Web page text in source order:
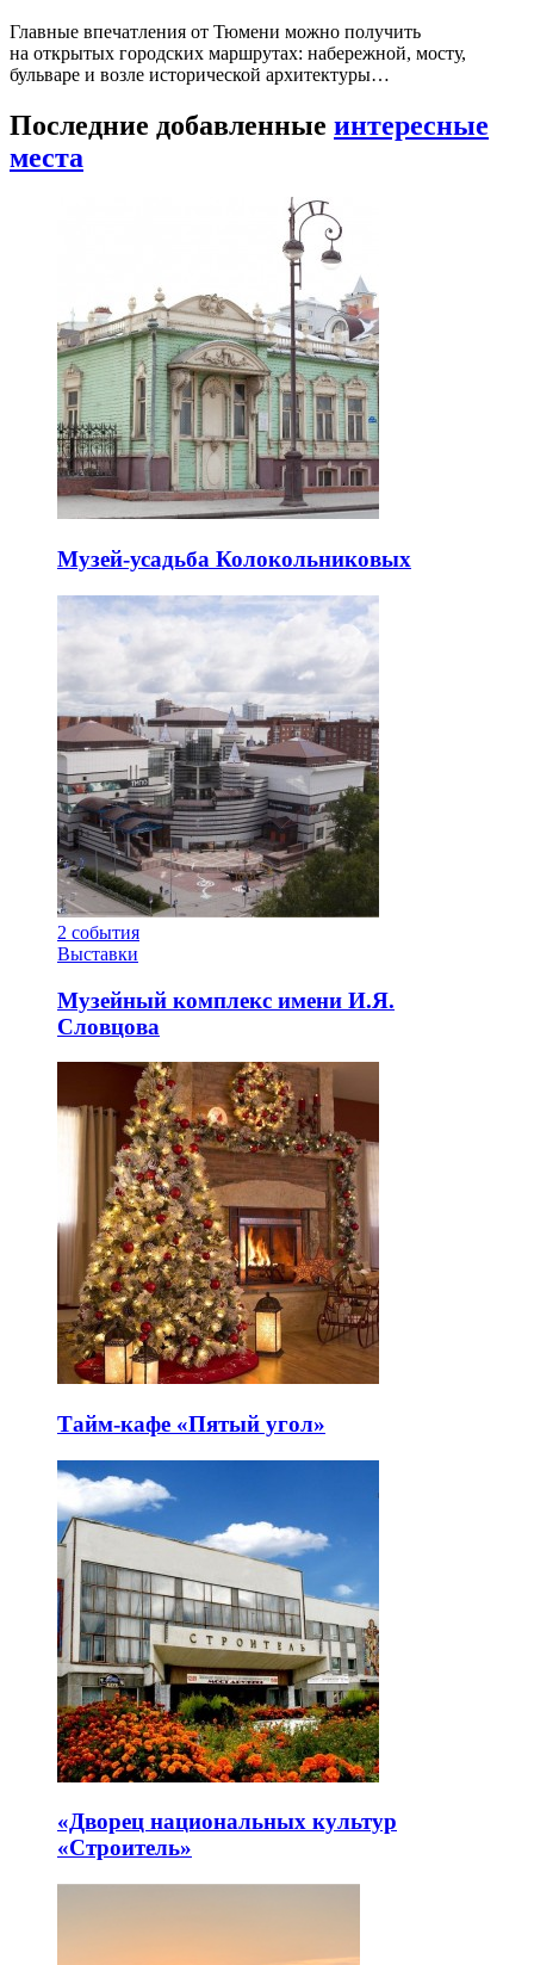
Главные впечатления от Тюмени можно получить
на открытых городских маршрутах: набережной, мосту,
бульваре и возле исторической архитектуры…
Последние добавленные интересные
места
Музей-усадьба Колокольниковых
2 события
Выставки
Музейный комплекс имени И.Я.
Словцова
Тайм-кафе «Пятый угол»
«Дворец национальных культур
«Строитель»